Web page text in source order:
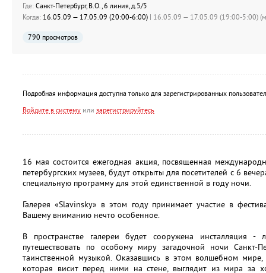
Где: Санкт-Петербург, В.О., 6 линия, д.5/5
Когда: 16.05.09 — 17.05.09 (20:00-6:00) | 16.05.09 — 17.05.09 (19:00-5:00)
790 просмотров
Подробная информация доступна только для зарегистрированных
Войдите в систему или зарегистрируйтесь
16 мая состоится ежегодная акция, посвященная
петербургских музеев, будут открыты для посетителей с 6
специальную программу для этой единственной в году ночи.
Галерея «Slavinsky» в этом году принимает участие в
Вашему вниманию нечто особенное.
В пространстве галереи будет сооружена инсталляция -
путешествовать по особому миру загадочной ночи Санкт-
таинственной музыкой. Оказавшись в этом волшебном мире,
которая висит перед ними на стене, выглядит из мира за